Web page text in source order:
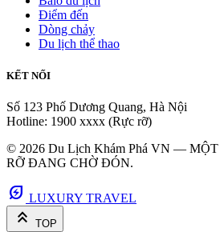
Điểm đến
Dòng chảy
Du lịch thể thao
KẾT NỐI
Số 123 Phố Dương Quang, Hà Nội
Hotline: 1900 xxxx (Rực rỡ)
© 2026 Du Lịch Khám Phá VN —
RỠ ĐANG CHỜ ĐÓN.
energy_savings_leaf LUXURY TRAVEL
keyboard_double_arrow_up TOP